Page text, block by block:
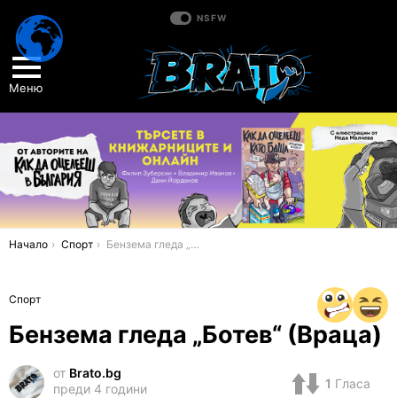
NSFW
Меню
You are here:
Начало Спорт Бензема гледа „Ботев“ (Враца)
Спорт
Бензема гледа „Ботев“ (Враца)
от Brato.bg
преди 4 години
1 Гласа